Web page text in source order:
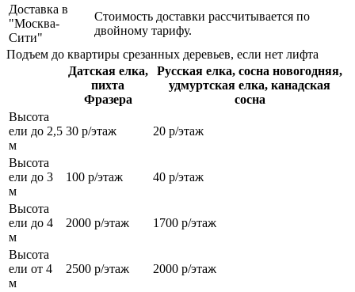
Доставка в
"Москва-
Сити"
Стоимость доставки рассчитывается по
двойному тарифу.
Подъем до квартиры срезанных деревьев, если нет лифта
Датская елка,
пихта
Фразера
Русская елка, сосна новогодняя,
удмуртская елка, канадская
сосна
Высота
ели до 2,5
м
30 р/этаж 20 р/этаж
Высота
ели до 3
м
100 р/этаж 40 р/этаж
Высота
ели до 4
м
2000 р/этаж 1700 р/этаж
Высота
ели от 4
м
2500 р/этаж 2000 р/этаж